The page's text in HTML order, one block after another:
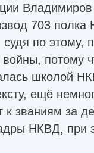
703 полка
по этому,
потому
школой
ещё
к званиям за
НКВД, при